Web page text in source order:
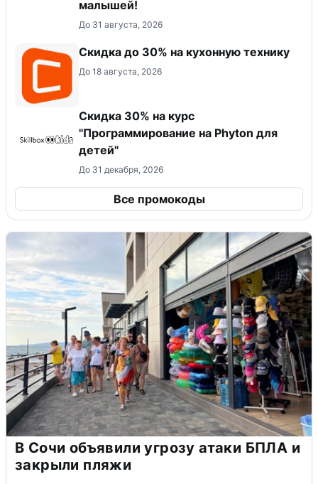
малышей!
До 31 августа, 2026
Скидка до 30% на кухонную технику
До 18 августа, 2026
Скидка 30% на курс
"Программирование на Phyton для
детей"
До 31 декабря, 2026
Все промокоды
В Сочи объявили угрозу атаки БПЛА и
закрыли пляжи